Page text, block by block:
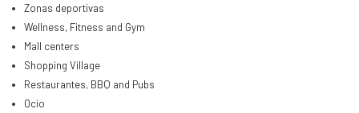
Zonas deportivas
Wellness, Fitness and Gym
Mall centers
Shopping Village
Restaurantes, BBQ and Pubs
Ocio